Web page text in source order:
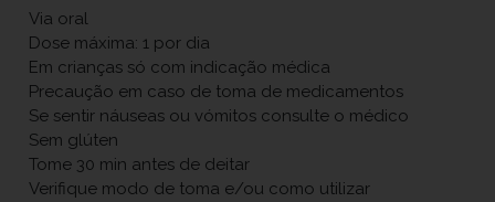
Via oral
Dose máxima: 1 por dia
Em crianças só com indicação médica
Precaução em caso de toma de medicamentos
Se sentir náuseas ou vómitos consulte o médico
Sem glúten
Tome 30 min antes de deitar
Verifique modo de toma e/ou como utilizar